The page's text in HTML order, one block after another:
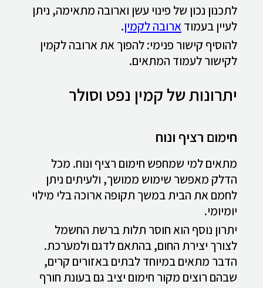
לתכנון נכון של פינוי עשן וארובה מתאימה, ניתן
לעיין בעמוד ארובה לקמין.
להוסיף קישור פנימי: להפוך את ארובה לקמין
לקישור לעמוד המתאים.
יתרונות של קמין נפט וסולר
חימום רציף ונוח
מתאים למי שמחפש חימום רציף ונוח. מכל
הדלק מאפשר שימוש ממושך, ולעיתים ניתן
לחמם את הבית במשך תקופה ארוכה בלי מילוי
יומיומי.
יתרון נוסף הוא חוסר תלות ברשת החשמל
לצורך יצירת החום, בהתאם לדגם ולמערכת.
הדבר מתאים במיוחד לבתים באזורים קרים,
שבהם רוצים מקור חימום יציב גם בעונת חורף